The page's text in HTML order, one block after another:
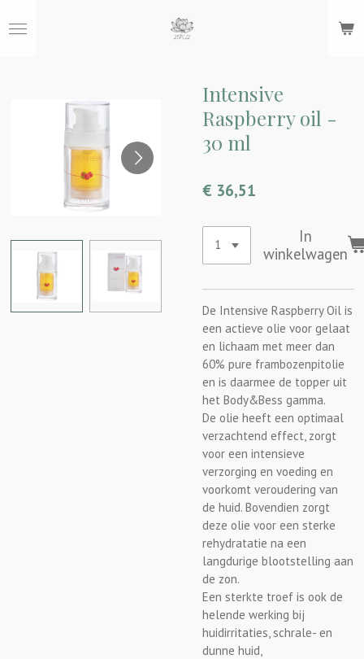
direct
Intensive
Raspberry oil -
30 ml
€ 36,51
In
winkelwagen
De Intensive Raspberry Oil is
een actieve olie voor gelaat
en lichaam met meer dan
60% pure frambozenpitolie
en is daarmee de topper uit
het Body&Bess gamma.
De olie heeft een optimaal
verzachtend effect, zorgt
voor een intensieve
verzorging en voeding en
voorkomt veroudering van
de huid. Bovendien zorgt
deze olie voor een sterke
rehydratatie na een
langdurige blootstelling aan
de zon.
Een sterkte troef is ook de
helende werking bij
huidirritaties, schrale- en
dunne huid,